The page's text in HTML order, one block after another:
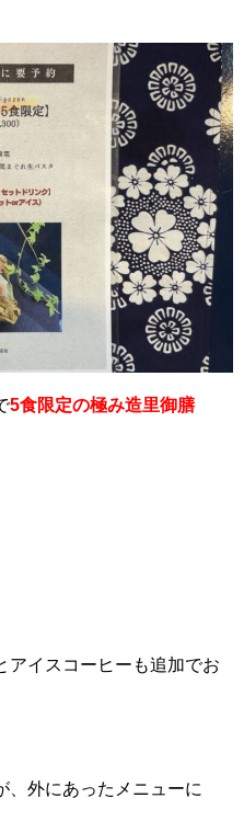
5食限定の極み造里御膳
アイスコーヒーも追加でお
、外にあったメニューに